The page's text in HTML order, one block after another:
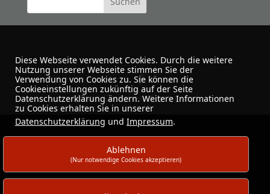
Urban Sketchers Dortmund
Diese Webseite verwendet Cookies. Durch die weitere
Nutzung unserer Webseite stimmen Sie der
Verwendung von Cookies zu. Sie können die
Cookieeinstellungen zukünftig auf der Seite
Datenschutzerklärung ändern. Weitere Informationen
zu Cookies erhalten Sie in unserer
Datenschutzerklärung und Impressum.
Ablehnen
(Nur notwendige Cookies akzeptieren)